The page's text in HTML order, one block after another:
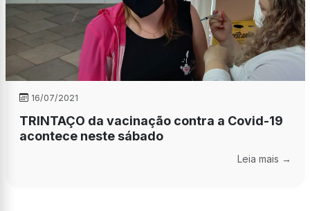
16/07/2021
TRINTAÇO da vacinação contra a Covid-19
acontece neste sábado
Leia mais →